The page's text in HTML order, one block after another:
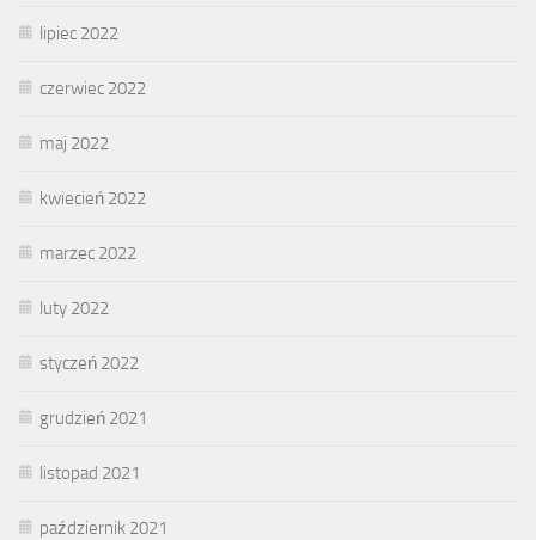
lipiec 2022
czerwiec 2022
maj 2022
kwiecień 2022
marzec 2022
luty 2022
styczeń 2022
grudzień 2021
listopad 2021
październik 2021